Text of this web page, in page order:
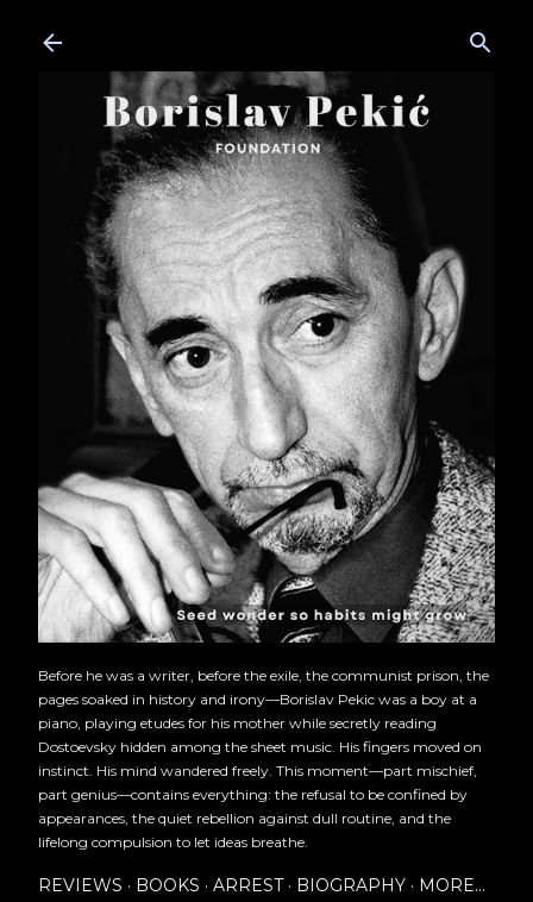
Before he was a writer, before the exile, the communist prison, the
pages soaked in history and irony—Borislav Pekic was a boy at a
piano, playing etudes for his mother while secretly reading
Dostoevsky hidden among the sheet music. His fingers moved on
instinct. His mind wandered freely. This moment—part mischief,
part genius—contains everything: the refusal to be confined by
appearances, the quiet rebellion against dull routine, and the
lifelong compulsion to let ideas breathe.
REVIEWS BOOKS ARREST BIOGRAPHY MORE…